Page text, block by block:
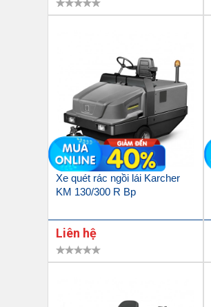
Xe quét rác ngồi lái Karcher
KM 130/300 R Bp
Liên hệ